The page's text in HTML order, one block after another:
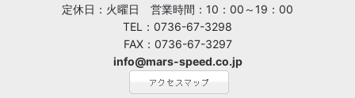
定休日：火曜日 営業時間：10：00～19：00
TEL：0736-67-3298
FAX：0736-67-3297
info@mars-speed.co.jp